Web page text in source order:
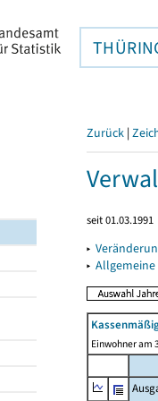
Zurück |
seit 01.03.1991
▸
▸
Einwohner am